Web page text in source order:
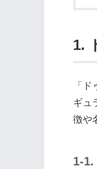
1.
「
ギュ
徴や
1-1.